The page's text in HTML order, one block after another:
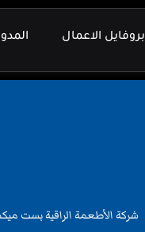
بروفايل الاعمال
شركة الأطعمة الراقية بست